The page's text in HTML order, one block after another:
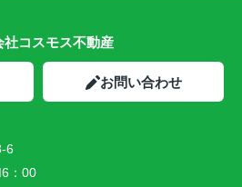
社コスモス不動産
お問い合わせ
6
：00